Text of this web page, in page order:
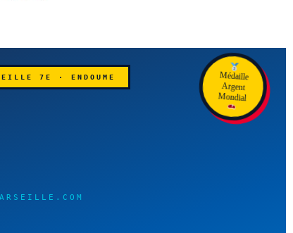
7E · ENDOUME
Médaille
Argent
Mondial